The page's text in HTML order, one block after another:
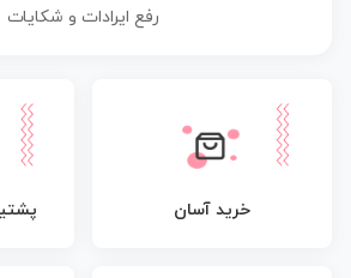
رفع ایرادات و شکایات
خرید آسان